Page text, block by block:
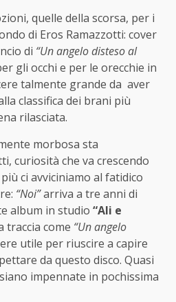
quelle della scorsa, per i
di Eros Ramazzotti: cover
di “Un angelo disteso al
gli occhi e per le orecchie in
talmente grande da aver
classifica dei brani più
rilasciata.
morbosa sta
curiosità che va crescendo
ci avviciniamo al fatidico
“Noi”arriva a tre anni di
album in studio “Ali e
traccia come “Un angelo
utile per riuscire a capire
da questo disco. Quasi
impennate in pochissima